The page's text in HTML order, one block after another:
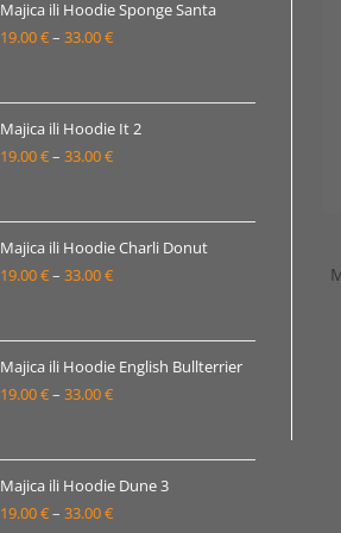
19.00 €
do
Majica ili Hoodie Sponge Santa
19.00€– 33.00€Raspon
od
19.00 €
do
Majica ili Hoodie It 2
19.00€– 33.00€Raspon
od
19.00 €
do
Majica ili Hoodie Charli Donut
19.00€– 33.00€Raspon
od
19.00 €
do
Majica ili Hoodie English Bullterrier
19.00€– 33.00€Raspon
od
19.00 €
do
Majica ili Hoodie Dune 3
19.00€– 33.00€Raspon